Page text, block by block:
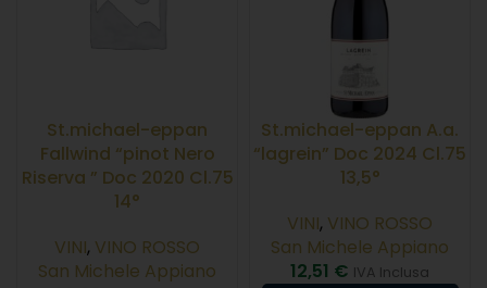
St.michael-eppan
Fallwind “pinot Nero
Riserva ” Doc 2020 Cl.75
14°
VINI, VINO ROSSO
San Michele Appiano
St.michael-eppan A.a.
“lagrein” Doc 2024 Cl.75
13,5°
VINI, VINO ROSSO
San Michele Appiano
12,51 € IVA Inclusa